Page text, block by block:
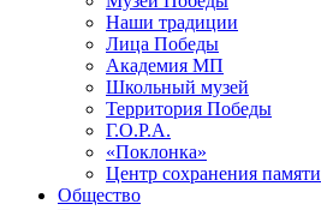
Наши традиции
Лица Победы
Академия МП
Школьный музей
Территория Победы
Г.О.Р.А.
«Поклонка»
Центр сохранения памяти
Общество